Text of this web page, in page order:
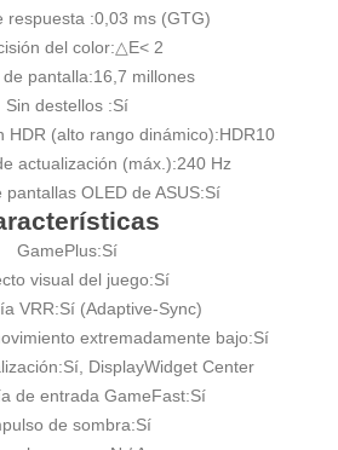
respuesta :0,03 ms (GTG)
del color:△E< 2
pantalla:16,7 millones
Sin destellos :Sí
HDR (alto rango dinámico):HDR10
actualización (máx.):240 Hz
pantallas OLED de ASUS:Sí
GamePlus:Sí
visual del juego:Sí
VRR:Sí (Adaptive-Sync)
extremadamente bajo:Sí
Sí, DisplayWidget Center
de entrada GameFast:Sí
de sombra:Sí